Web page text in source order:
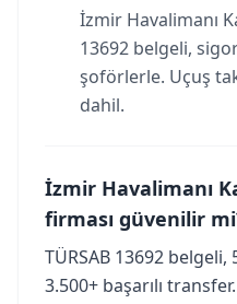
İzmir Havalimanı
13692 belgeli,
şoförlerle. Uçuş
dahil.
İzmir Havalimanı
firması güvenilir
TÜRSAB 13692 belgeli,
3.500+ başarılı transfer.